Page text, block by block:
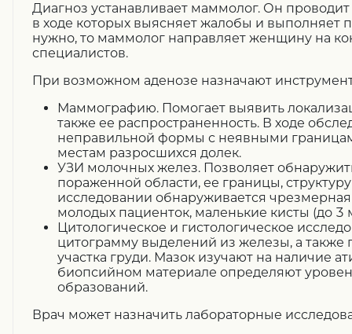
Диагноз устанавливает маммолог. Он
в ходе которых выясняет жалобы и выполняет
нужно, то маммолог направляет женщину на
специалистов.
При возможном аденозе назначают
Маммографию. Помогает выявить
также ее распространенность. В ходе
неправильной формы с неявными
местам разросшихся долек.
УЗИ молочных желез. Позволяет
пораженной области, ее границы,
исследовании обнаруживается
молодых пациенток, маленькие кисты (до 3
Цитологическое и гистологическое
цитограмму выделений из железы, а также
участка груди. Мазок изучают на наличие
биопсийном материале определяют
образований.
Врач может назначить лабораторные